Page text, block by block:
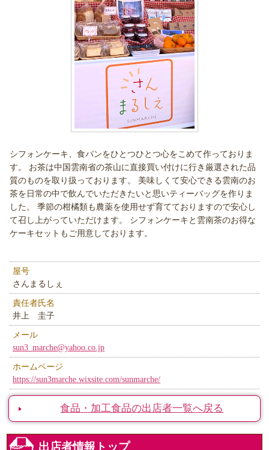
シフォンケーキ、食パンをひとつひとつ心をこめて作っておりま
す。 お茶は中国雲南省の茶山に直接買い付けに行き厳選された品
質のものを取り扱っております。 美味しくて安心できる雲南のお
茶を日常の中で飲んでいただきたいと思いティーバッグを作りま
した。 季節の柑橘類も農薬を使用せず育てておりますので安心し
て召し上がっていただけます。 シフォンケーキと雲南茶のお得な
ケーキセットもご用意しております。
屋号
さんまるしぇ
責任者氏名
井上 圭子
メール
sun3_marche@yahoo.co.jp
ホームページ
https://sun3marche.wixsite.com/sunmarche/
食品・加工食品の出店者一覧へ戻る
出店者情報トップ